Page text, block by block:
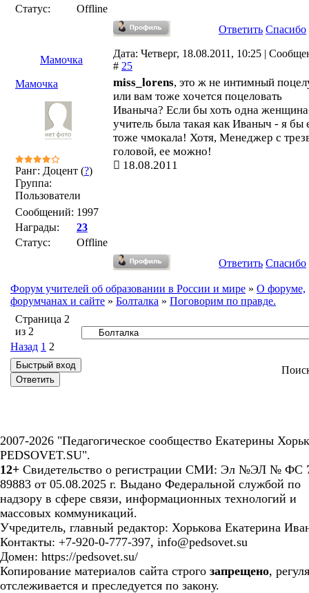
Статус:
Offline
Ответить Спасибо
Мамочка
Дата: Четверг, 18.08.2011, 10:25 |
# 25
Мамочка
Ранг: Доцент (?)
Группа:
Пользователи
Сообщений: 1997
Награды:
23
Статус:
Offline
miss_lorens, это ж не интимный
или вам тоже хочется поцеловать
Иваныча? Если бы хоть одна
учитель была такая как Иваныч - я бы
тоже чмокала! Хотя, Менеджер с
головой, ее можно!
18.08.2011
Ответить Спасибо
Форум учителей об образовании в России и мире » О форуме,
форумчанах и сайте » Болталка » Поговорим по правде.
Страница 2
из 2
Назад 1 2
2007-2026 "Педагогическое сообщество Екатерины
PEDSOVET.SU".
12+ Свидетельство о регистрации СМИ: Эл №ЭЛ № ФС
89883 от 05.08.2025 г. Выдано Федеральной службой по
надзору в сфере связи, информационных технологий и
массовых коммуникаций.
Учредитель, главный редактор: Хорькова Екатерина
Контакты: +7-920-0-777-397, info@pedsovet.su
Домен: https://pedsovet.su/
Копирование материалов сайта строго запрещено,
отслеживается и преследуется по закону.